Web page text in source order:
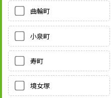
曲輪町
小泉町
寿町
境女塚